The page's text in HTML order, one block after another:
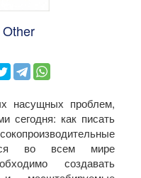
Other
насущных проблем,
сегодня: как писать
во всем мире
создавать